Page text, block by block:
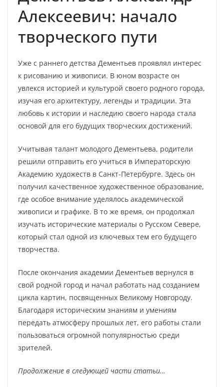
Алексеевич: начало
творческого пути
Уже с раннего детства Дементьев проявлял интерес
к рисованию и живописи. В юном возрасте он
увлекся историей и культурой своего родного города,
изучая его архитектуру, легенды и традиции. Эта
любовь к истории и наследию своего народа стала
основой для его будущих творческих достижений.
Учитывая талант молодого Дементьева, родители
решили отправить его учиться в Императорскую
Академию художеств в Санкт-Петербурге. Здесь он
получил качественное художественное образование,
где особое внимание уделялось академической
живописи и графике. В то же время, он продолжал
изучать исторические материалы о Русском Севере,
который стал одной из ключевых тем его будущего
творчества.
После окончания академии Дементьев вернулся в
свой родной город и начал работать над созданием
цикла картин, посвященных Великому Новгороду.
Благодаря историческим знаниям и умениям
передать атмосферу прошлых лет, его работы стали
пользоваться огромной популярностью среди
зрителей.
Продолжение в следующей части статьи…